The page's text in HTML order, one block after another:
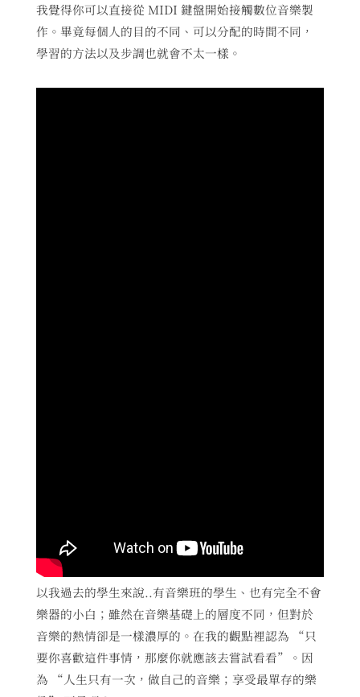
我覺得你可以直接從 MIDI 鍵盤開始接觸數位音樂製
作。畢竟每個人的目的不同、可以分配的時間不同，
學習的方法以及步調也就會不太一樣。
以我過去的學生來說..有音樂班的學生、也有完全不會
樂器的小白；雖然在音樂基礎上的層度不同，但對於
音樂的熱情卻是一樣濃厚的。在我的觀點裡認為 “只
要你喜歡這件事情，那麼你就應該去嘗試看看”。因
為 “人生只有一次，做自己的音樂；享受最單存的樂